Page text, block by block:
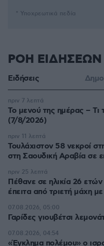
* Υποχρεωτικά πεδία
ΡΟΗ ΕΙΔΗΣΕΩΝ
Ειδήσεις
Το μενού της ημέρας –
(7/8/2026)
πριν 7 λεπτά
Τουλάχιστον 58 νεκροί
στη Σαουδική Αραβία σε
πριν 11 λεπτά
Πέθανε σε ηλικία 26
έπειτα από τριετή μάχη
πριν 25 λεπτά
Γαρίδες γιουβέτσι
07.08.2026, 05:00
«Έγκλημα πολέμου» ο
07.08.2026, 04:54